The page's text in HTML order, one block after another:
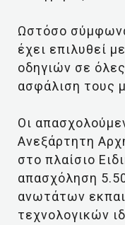
Ωστόσο
έχει επιλυθεί
οδηγιών σε
ασφάλιση τους
Οι
Ανεξάρτητη
στο πλαίσιο
απασχόληση
ανωτάτων
τεχνολογικών